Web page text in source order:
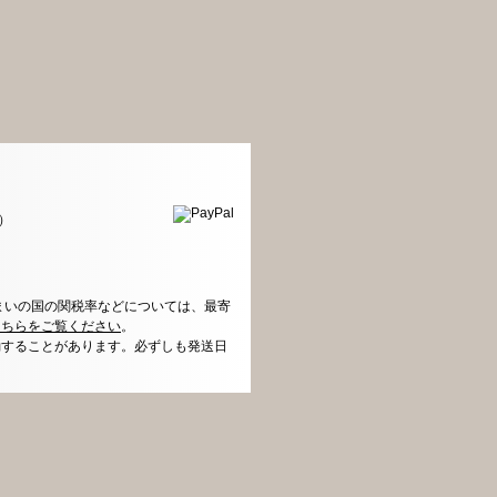
）
の国の関税率などについては、最寄
らをご覧ください。
ることがあります。必ずしも発送日